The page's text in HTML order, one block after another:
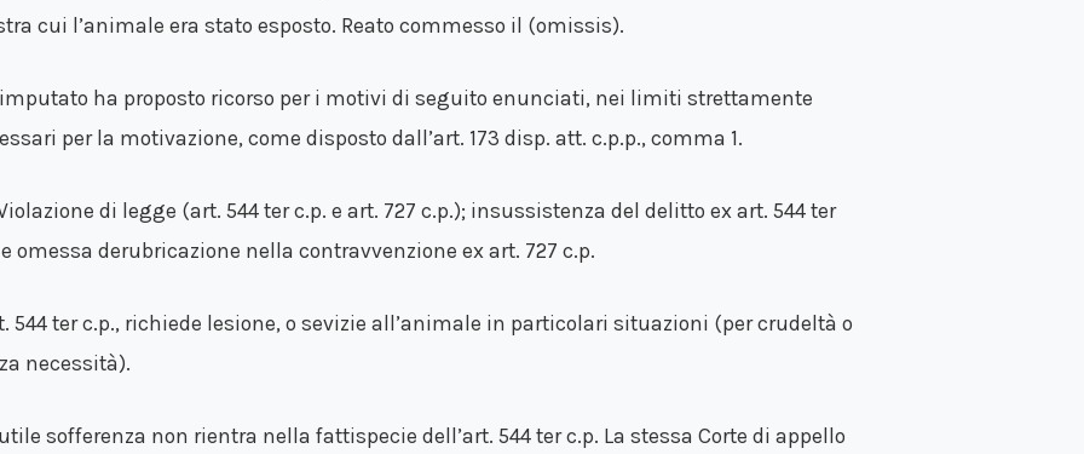
cui l’animale era stato esposto. Reato commesso il (omissis).
ha proposto ricorso per i motivi di seguito enunciati, nei limiti strettamente
per la motivazione, come disposto dall’art. 173 disp. att. c.p.p., comma 1.
di legge (art. 544 ter c.p. e art. 727 c.p.); insussistenza del delitto ex art. 544 ter
omessa derubricazione nella contravvenzione ex art. 727 c.p.
544 ter c.p., richiede lesione, o sevizie all’animale in particolari situazioni (per crudeltà o
necessità).
sofferenza non rientra nella fattispecie dell’art. 544 ter c.p. La stessa Corte di appello